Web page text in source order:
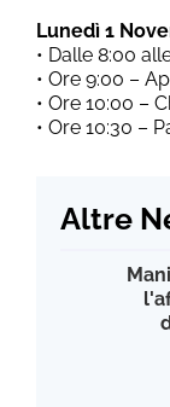
Lunedì 1
• Dalle 8:00
• Ore 9:00 –
• Ore 10:00 –
• Ore 10:30 –
Altre